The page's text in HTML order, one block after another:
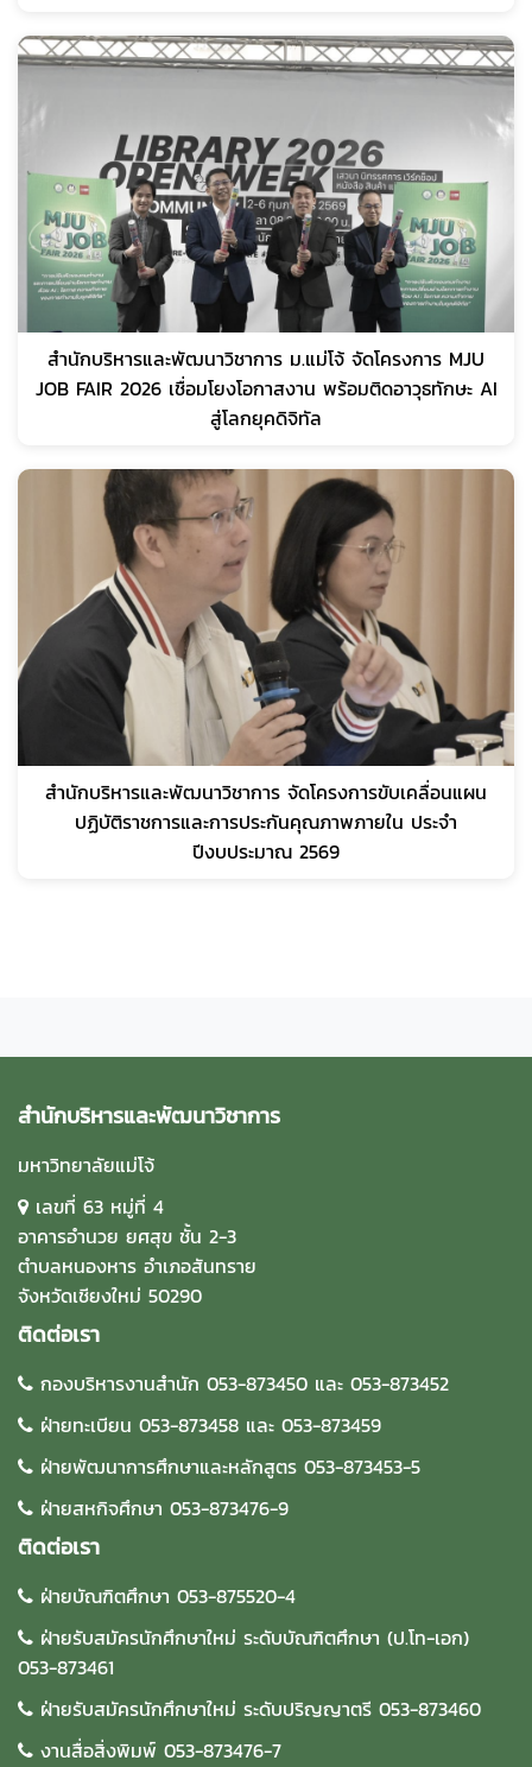
สำนักบริหารและพัฒนาวิชาการ ม.แม่โจ้ จัดโครงการ MJU
JOB FAIR 2026 เชื่อมโยงโอกาสงาน พร้อมติดอาวุธทักษะ AI
สู่โลกยุคดิจิทัล
สำนักบริหารและพัฒนาวิชาการ จัดโครงการขับเคลื่อนแผน
ปฏิบัติราชการและการประกันคุณภาพภายใน ประจำ
ปีงบประมาณ 2569
สำนักบริหารและพัฒนาวิชาการ
มหาวิทยาลัยแม่โจ้
เลขที่ 63 หมู่ที่ 4
อาคารอำนวย ยศสุข ชั้น 2-3
ตำบลหนองหาร อำเภอสันทราย
จังหวัดเชียงใหม่ 50290
ติดต่อเรา
กองบริหารงานสำนัก 053-873450 และ 053-873452
ฝ่ายทะเบียน 053-873458 และ 053-873459
ฝ่ายพัฒนาการศึกษาและหลักสูตร 053-873453-5
ฝ่ายสหกิจศึกษา 053-873476-9
ติดต่อเรา
ฝ่ายบัณฑิตศึกษา 053-875520-4
ฝ่ายรับสมัครนักศึกษาใหม่ ระดับบัณฑิตศึกษา (ป.โท-เอก)
053-873461
ฝ่ายรับสมัครนักศึกษาใหม่ ระดับปริญญาตรี 053-873460
งานสื่อสิ่งพิมพ์ 053-873476-7